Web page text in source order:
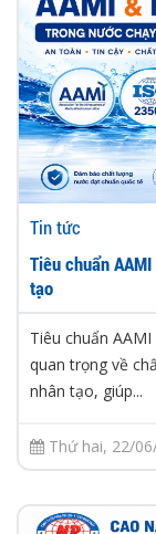
Tin tức
Tiêu chuẩn
tạo
Tiêu chuẩn
quan trọng về
nhân tạo, giúp...
Thứ hai, 22/